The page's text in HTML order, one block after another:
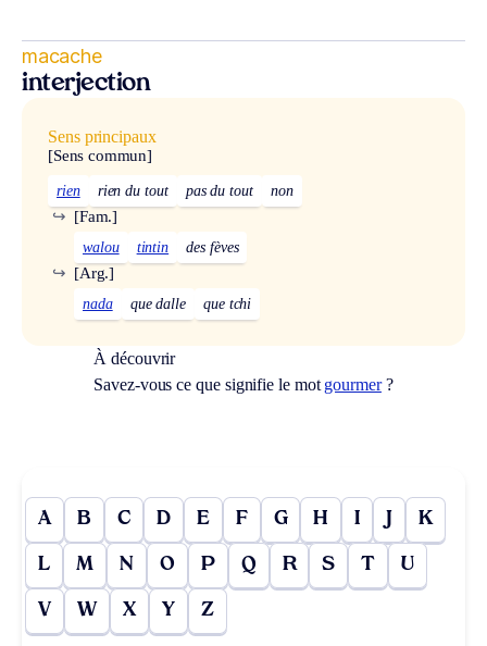
macache
interjection
Sens principaux
[Sens commun]
rien rien du tout pas du tout non
[Fam.]
↪
walou tintin des fèves
[Arg.]
↪
nada que dalle que tchi
À découvrir
Savez-vous ce que signifie le mot gourmer?
A B C D E F G H I J K
L M N O P Q R S T U
V W X Y Z